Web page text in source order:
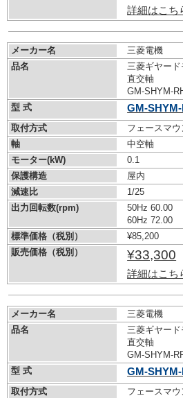
詳細はこち
メーカー名
三菱電機
品名
三菱ギヤード
直交軸
GM-SHYM-
型 式
GM-
取付方式
フェースマ
軸
中空軸
モーター(kW)
0.1
保護構造
屋内
減速比
1/25
出力回転数(rpm)
50Hz 60.00
60Hz 72.00
標準価格（税別）
¥85,200
販売価格（税別）
¥33,300
詳細はこち
メーカー名
三菱電機
品名
三菱ギヤード
直交軸
GM-SHYM-
型 式
GM-
取付方式
フェースマ